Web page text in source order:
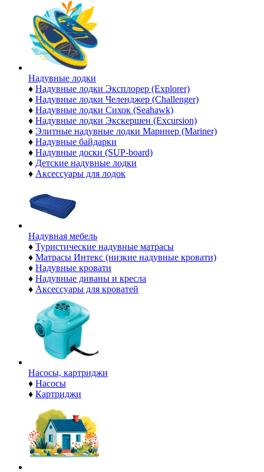
Надувные лодки
♦ Надувные лодки Эксплорер (Explorer)
♦ Надувные лодки Челенджер (Challenger)
♦ Надувные лодки Сихок (Seahawk)
♦ Надувные лодки Экскершен (Excursion)
♦ Элитные надувные лодки Маринер (Mariner)
♦ Надувные байдарки
♦ Надувные доски (SUP-board)
♦ Детские надувные лодки
♦ Аксессуары для лодок
Надувная мебель
♦ Туристические надувные матрасы
♦ Матрасы Интекс (низкие надувные кровати)
♦ Надувные кровати
♦ Надувные диваны и кресла
♦ Аксессуары для кроватей
Насосы, картриджи
♦ Насосы
♦ Картриджи